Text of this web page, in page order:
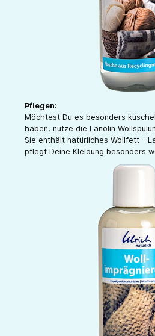
Pflegen:
Möchtest Du es besonders
haben, nutze die Lanolin
Sie enthält natürliches Wollfett -
pflegt Deine Kleidung besonders